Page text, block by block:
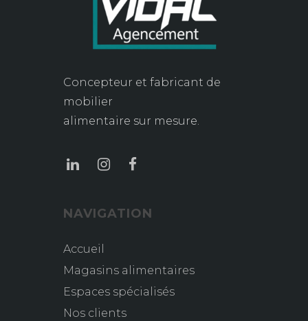
Concepteur et fabricant de
mobilier
alimentaire sur mesure.
NAVIGATION
Accueil
Magasins alimentaires
Espaces spécialisés
Nos clients